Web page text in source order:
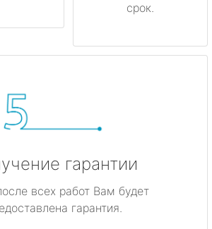
срок.
гарантии
всех работ Вам будет
гарантия.